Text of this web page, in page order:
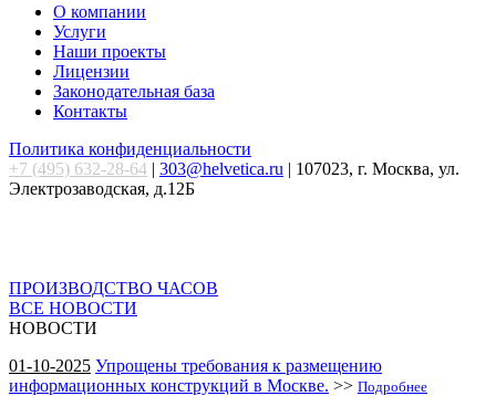
О компании
Услуги
Наши проекты
Лицензии
Законодательная база
Контакты
Политика конфиденциальности
+7 (495) 632-28-64 | 303@helvetica.ru | 107023, г. Москва, ул.
Электрозаводская, д.12Б
ПРОИЗВОДСТВО ЧАСОВ
ВСЕ НОВОСТИ
НОВОСТИ
01-10-2025 Упрощены требования к размещению
информационных конструкций в Москве. >> Подробнее